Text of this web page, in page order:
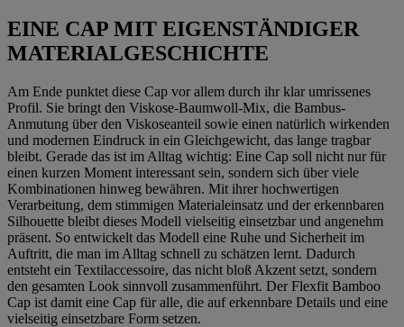
EINE CAP MIT EIGENSTÄNDIGER
MATERIALGESCHICHTE
Am Ende punktet diese Cap vor allem durch ihr klar umrissenes
Profil. Sie bringt den Viskose-Baumwoll-Mix, die Bambus-
Anmutung über den Viskoseanteil sowie einen natürlich wirkenden
und modernen Eindruck in ein Gleichgewicht, das lange tragbar
bleibt. Gerade das ist im Alltag wichtig: Eine Cap soll nicht nur für
einen kurzen Moment interessant sein, sondern sich über viele
Kombinationen hinweg bewähren. Mit ihrer hochwertigen
Verarbeitung, dem stimmigen Materialeinsatz und der erkennbaren
Silhouette bleibt dieses Modell vielseitig einsetzbar und angenehm
präsent. So entwickelt das Modell eine Ruhe und Sicherheit im
Auftritt, die man im Alltag schnell zu schätzen lernt. Dadurch
entsteht ein Textilaccessoire, das nicht bloß Akzent setzt, sondern
den gesamten Look sinnvoll zusammenführt. Der Flexfit Bamboo
Cap ist damit eine Cap für alle, die auf erkennbare Details und eine
vielseitig einsetzbare Form setzen.